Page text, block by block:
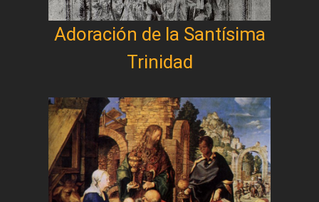
Adoración de la Santísima
Trinidad